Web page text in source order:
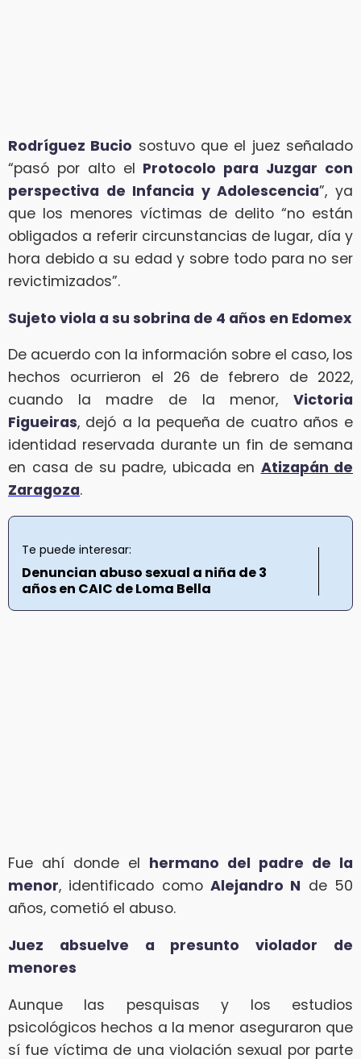
Rodríguez Bucio sostuvo que el juez señalado
“pasó por alto el Protocolo para Juzgar con
perspectiva de Infancia y Adolescencia”, ya
que los menores víctimas de delito “no están
obligados a referir circunstancias de lugar, día y
hora debido a su edad y sobre todo para no ser
revictimizados”.
Sujeto viola a su sobrina de 4 años en Edomex
De acuerdo con la información sobre el caso, los
hechos ocurrieron el 26 de febrero de 2022,
cuando la madre de la menor, Victoria
Figueiras, dejó a la pequeña de cuatro años e
identidad reservada durante un fin de semana
en casa de su padre, ubicada en Atizapán de
Zaragoza.
Te puede interesar:
Denuncian abuso sexual a niña de 3
años en CAIC de Loma Bella
Fue ahí donde el hermano del padre de la
menor, identificado como Alejandro N de 50
años, cometió el abuso.
Juez absuelve a presunto violador de
menores
Aunque las pesquisas y los estudios
psicológicos hechos a la menor aseguraron que
sí fue víctima de una violación sexual por parte